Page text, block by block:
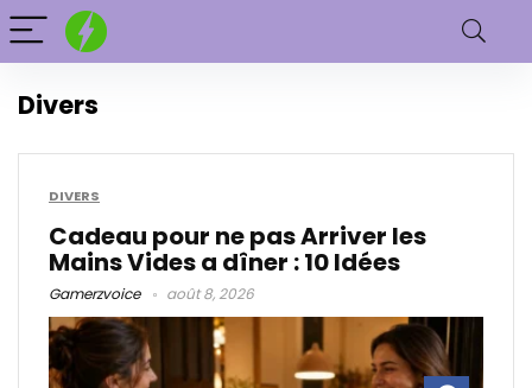
Divers
DIVERS
Cadeau pour ne pas Arriver les
Mains Vides a dîner : 10 Idées
Gamerzvoice août 8, 2026